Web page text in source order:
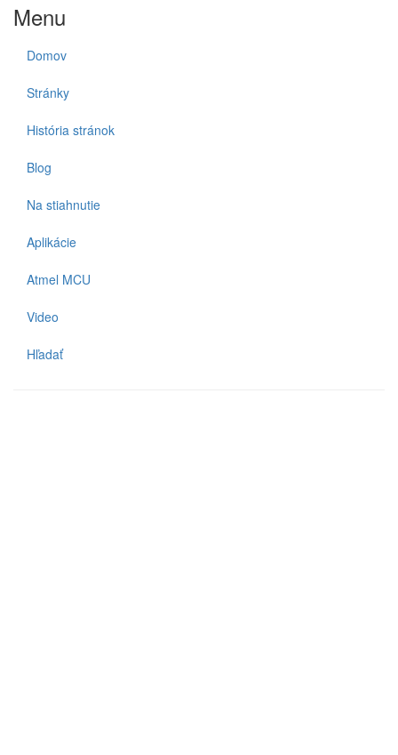
Menu
Domov
Stránky
História stránok
Blog
Na stiahnutie
Aplikácie
Atmel MCU
Video
Hľadať